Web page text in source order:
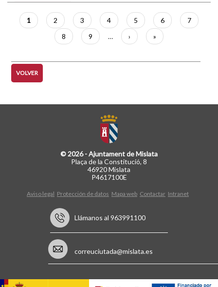
Paginación
Página
actual
1 Página
2 Página
3 Página
4 Página
5 Página
6 Página
7
Página
8 Página
9 …
Siguiente
página
›
Última
página
»
VOLVER
© 2026 - Ajuntament de Mislata
Plaça de la Constitució, 8
46920 Mislata
P4617100E
Aviso legal Protección de datos Mapa web Contactar Intranet
Llámanos al 963991100
correuciutada@mislata.es